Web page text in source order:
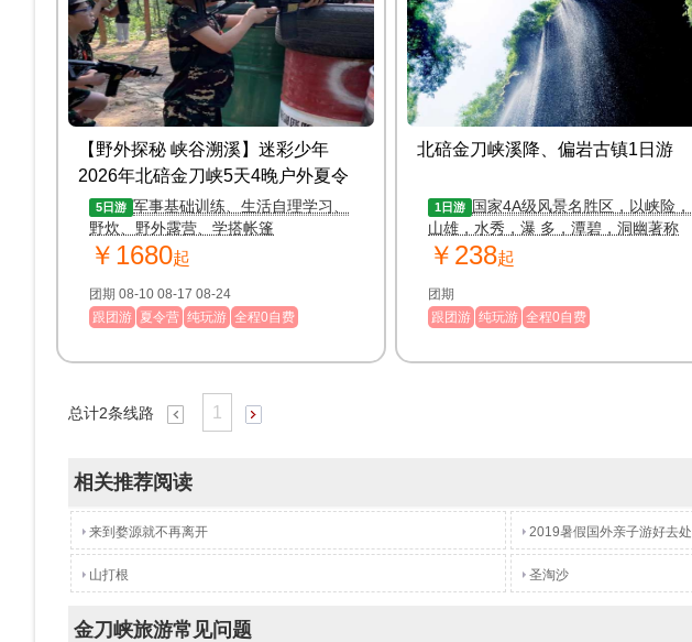
【野外探秘 峡谷溯溪】迷彩少年
2026年北碚金刀峡5天4晚户外夏令
营5日游 军事基础训练、生活自理学习、
野炊、野外露营、学搭帐篷
￥1680起
团期 08-10 08-17 08-24
跟团游 夏令营 纯玩游 全程0自费
北碚金刀峡溪降、偏岩古镇1日游
1日游
国家4A级风景名胜区，以峡险，
山雄，水秀，瀑 多，潭碧，洞幽著称
￥238起
团期
跟团游 纯玩游 全程0自费
总计2条线路 1
相关推荐阅读
来到婺源就不再离开 2019暑假国外亲子游好去处
山打根 圣淘沙
金刀峡旅游常见问题